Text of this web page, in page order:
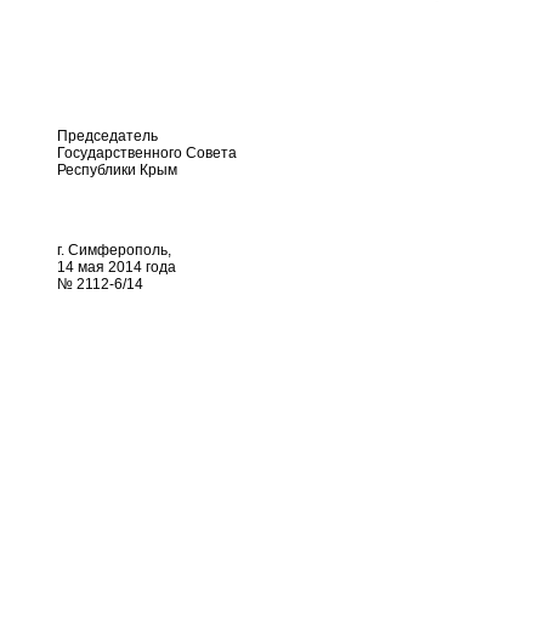
Председатель
Государственного Совета
Республики Крым
г. Симферополь,
14 мая 2014 года
№ 2112-6/14